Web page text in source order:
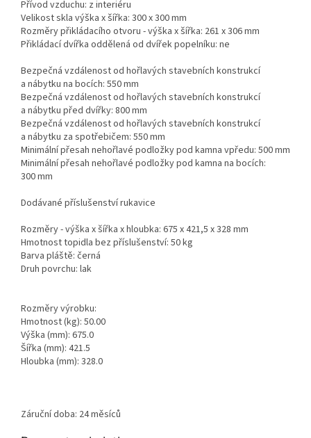
Přívod vzduchu: z interiéru
Velikost skla výška x šířka: 300 x 300 mm
Rozměry přikládacího otvoru - výška x šířka: 261 x 306 mm
Přikládací dvířka oddělená od dvířek popelníku: ne
Bezpečná vzdálenost od hořlavých stavebních konstrukcí
a nábytku na bocích: 550 mm
Bezpečná vzdálenost od hořlavých stavebních konstrukcí
a nábytku před dvířky: 800 mm
Bezpečná vzdálenost od hořlavých stavebních konstrukcí
a nábytku za spotřebičem: 550 mm
Minimální přesah nehořlavé podložky pod kamna vpředu: 500 mm
Minimální přesah nehořlavé podložky pod kamna na bocích:
300 mm
Dodávané příslušenství rukavice
Rozměry - výška x šířka x hloubka: 675 x 421,5 x 328 mm
Hmotnost topidla bez příslušenství: 50 kg
Barva pláště: černá
Druh povrchu: lak
Rozměry výrobku:
Hmotnost (kg): 50.00
Výška (mm): 675.0
Šířka (mm): 421.5
Hloubka (mm): 328.0
Záruční doba: 24 měsíců